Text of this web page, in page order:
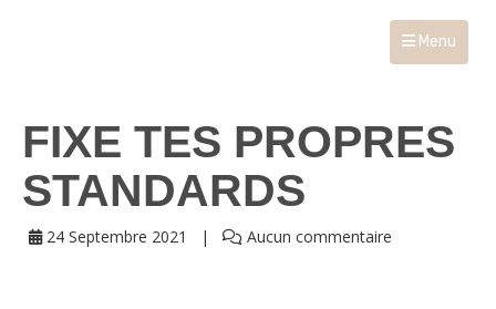
Menu
FIXE TES PROPRES
STANDARDS
24 Septembre 2021 Aucun commentaire